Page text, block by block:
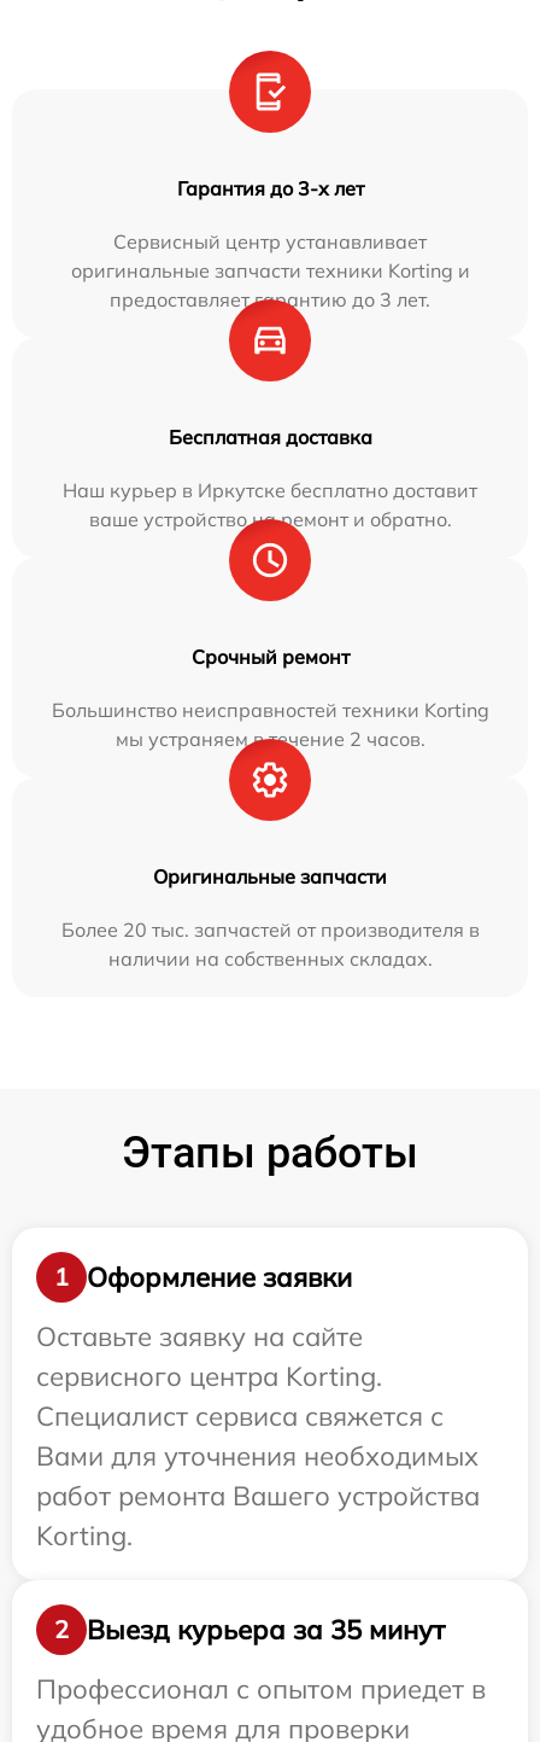
Гарантия до 3-х лет
Сервисный центр устанавливает
оригинальные запчасти техники Korting и
предоставляет гарантию до 3 лет.
Бесплатная доставка
Наш курьер в Иркутске бесплатно доставит
ваше устройство на ремонт и обратно.
Срочный ремонт
Большинство неисправностей техники Korting
мы устраняем в течение 2 часов.
Оригинальные запчасти
Более 20 тыс. запчастей от производителя в
наличии на собственных складах.
Этапы работы
1
Оформление заявки
Оставьте заявку на сайте
сервисного центра Korting.
Специалист сервиса свяжется с
Вами для уточнения необходимых
работ ремонта Вашего устройства
Korting.
2
Выезд курьера за 35 минут
Профессионал с опытом приедет в
удобное время для проверки